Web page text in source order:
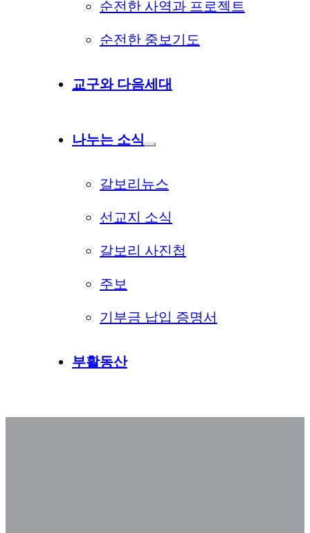
순전한 사역과 프로젝트
순전한 중보기도
교구와 다음세대
나누는 소식
갈보리뉴스
선교지 소식
갈보리 사진첩
주보
기부금 납입 증명서
부활동산